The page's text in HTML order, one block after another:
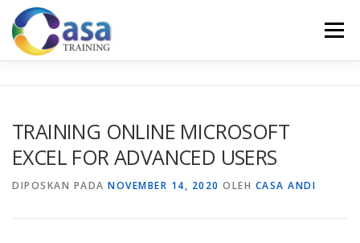
Lompat
konten
Menu
KONTAK KAMI SERTIFIKASI EVALUASI
TRAINING ONLINE MICROSOFT
EXCEL FOR ADVANCED USERS
DIPOSKAN PADA NOVEMBER 14, 2020 OLEH CASA ANDI